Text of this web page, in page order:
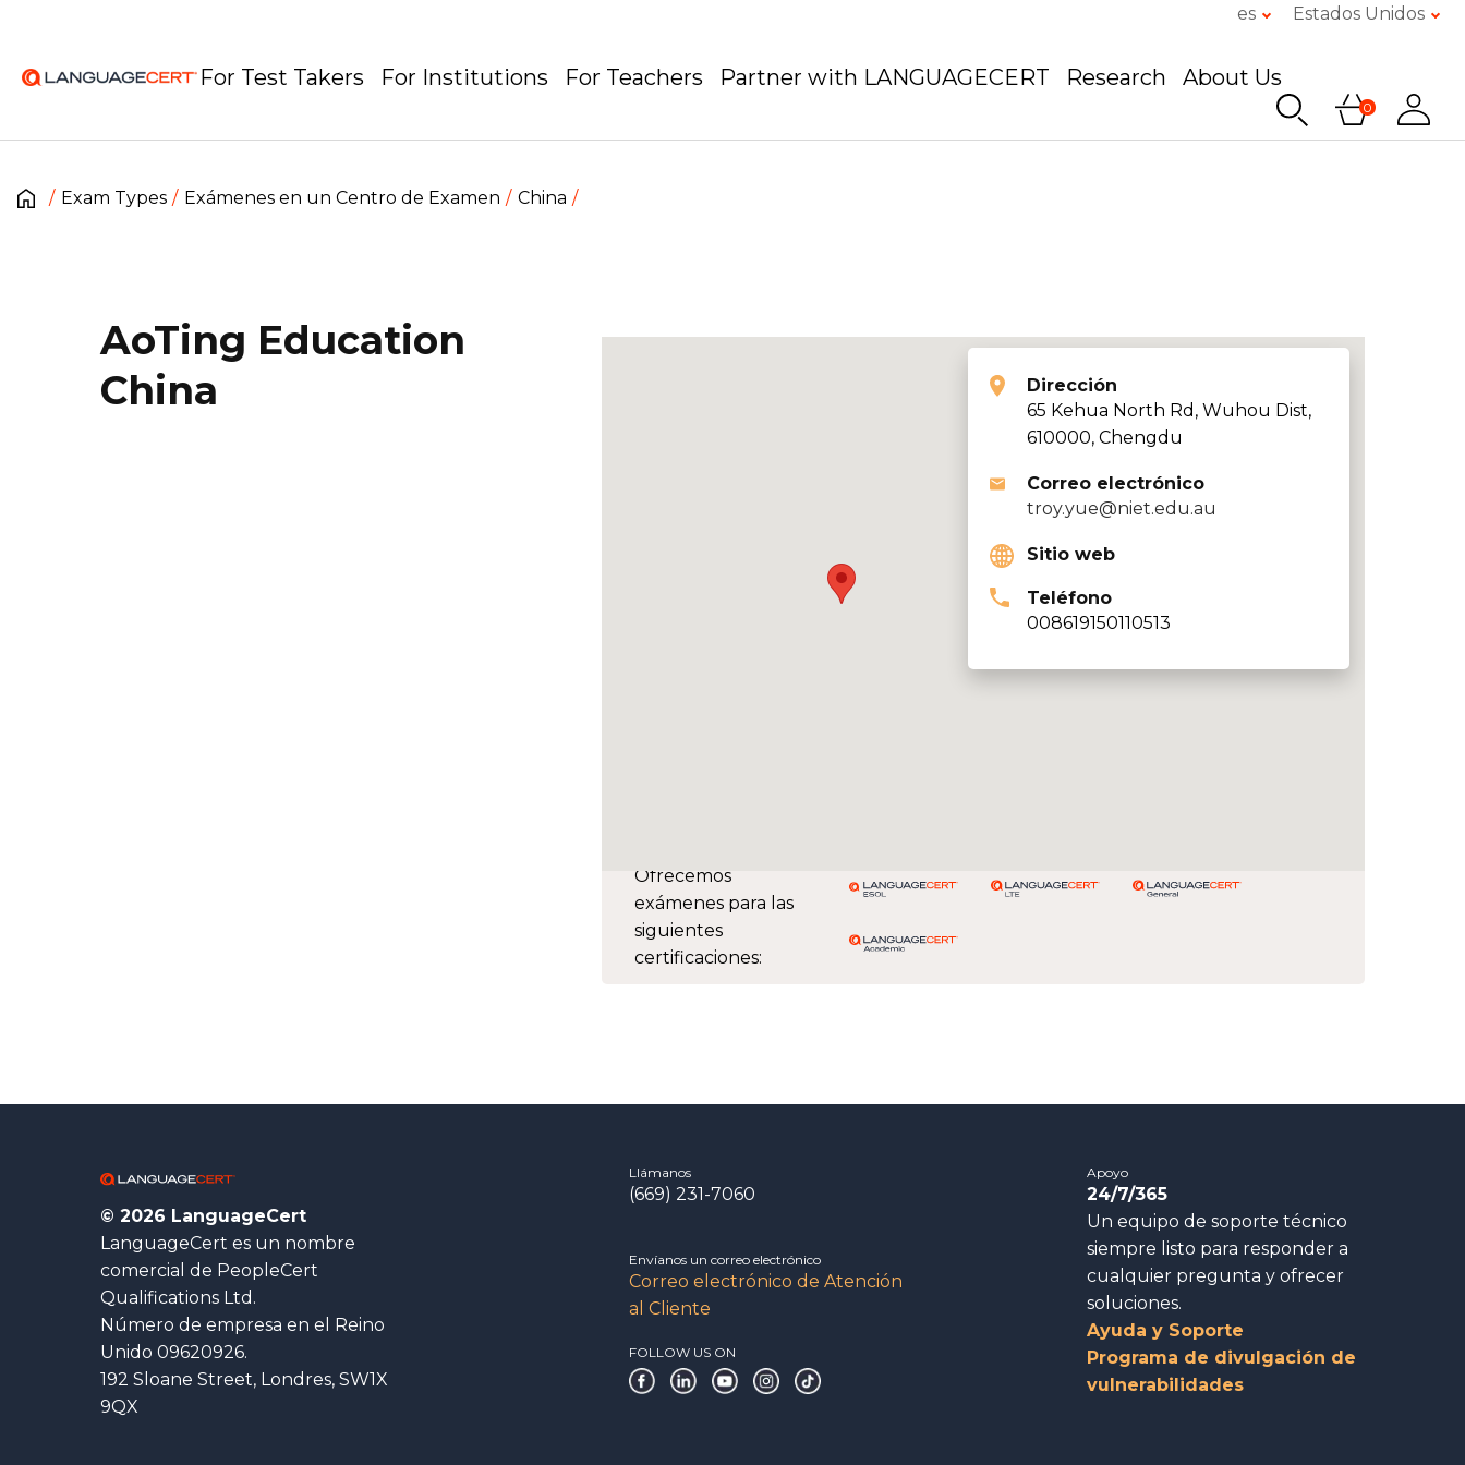
es Estados Unidos
For Test Takers For Institutions For Teachers Partner with LANGUAGECERT Research About Us
0
Exam Types Exámenes en un Centro de Examen China
Ofrecemos
exámenes para las
siguientes
certificaciones:
Dirección
65 Kehua North Rd, Wuhou Dist,
610000, Chengdu
Correo electrónico
troy.yue@niet.edu.au
Sitio web
Teléfono
008619150110513
AoTing Education
China
© 2026 LanguageCert
LanguageCert es un nombre
comercial de PeopleCert
Qualifications Ltd.
Número de empresa en el Reino
Unido 09620926.
192 Sloane Street, Londres, SW1X
9QX
Llámanos
(669) 231-7060
Envíanos un correo electrónico
Correo electrónico de Atención
al Cliente
FOLLOW US ON
Apoyo
24/7/365
Un equipo de soporte técnico
siempre listo para responder a
cualquier pregunta y ofrecer
soluciones.
Ayuda y Soporte
Programa de divulgación de
vulnerabilidades